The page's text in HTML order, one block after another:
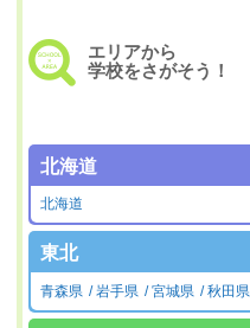
エリアから
学校をさがそう！
北海道
北海道
東北
青森県 岩手県 宮城県 秋田県